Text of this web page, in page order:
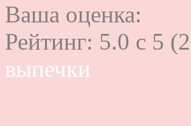
Ваша оценка:
Рейтинг: 5.0 c 5 (2
выпечки